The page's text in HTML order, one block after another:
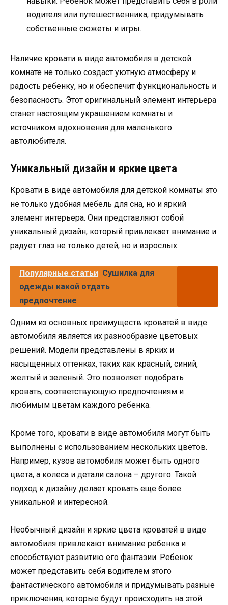
водителя или путешественника, придумывать
собственные сюжеты и игры.
Наличие кровати в виде автомобиля в детской
комнате не только создаст уютную атмосферу и
радость ребенку, но и обеспечит функциональность и
безопасность. Этот оригинальный элемент интерьера
станет настоящим украшением комнаты и
источником вдохновения для маленького
автолюбителя.
Уникальный дизайн и яркие цвета
Кровати в виде автомобиля для детской комнаты это
не только удобная мебель для сна, но и яркий
элемент интерьера. Они представляют собой
уникальный дизайн, который привлекает внимание и
радует глаз не только детей, но и взрослых.
Популярные статьи Сушилка для
одежды какой отдать
предпочтение
Одним из основных преимуществ кроватей в виде
автомобиля является их разнообразие цветовых
решений. Модели представлены в ярких и
насыщенных оттенках, таких как красный, синий,
желтый и зеленый. Это позволяет подобрать
кровать, соответствующую предпочтениям и
любимым цветам каждого ребенка.
Кроме того, кровати в виде автомобиля могут быть
выполнены с использованием нескольких цветов.
Например, кузов автомобиля может быть одного
цвета, а колеса и детали салона – другого. Такой
подход к дизайну делает кровать еще более
уникальной и интересной.
Необычный дизайн и яркие цвета кроватей в виде
автомобиля привлекают внимание ребенка и
способствуют развитию его фантазии. Ребенок
может представить себя водителем этого
фантастического автомобиля и придумывать разные
приключения, которые будут происходить на этой